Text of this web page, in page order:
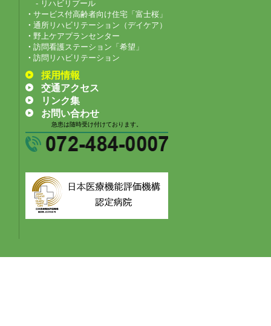
- リハビリプール
サービス付高齢者向け住宅「富士桜」
通所リハビリテーション（デイケア）
野上ケアプランセンター
訪問看護ステーション「希望」
訪問リハビリテーション
採用情報
交通アクセス
リンク集
お問い合わせ
急患は随時受け付けております。